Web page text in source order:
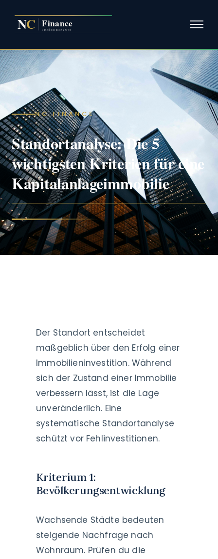
NC FINANCE
Standortanalyse: Die 5
wichtigsten Kriterien für eine
Kapitalanlageimmobilie
Der Standort entscheidet
maßgeblich über den Erfolg einer
Immobilieninvestition. Während
sich der Zustand einer Immobilie
verbessern lässt, ist die Lage
unveränderlich. Eine
systematische Standortanalyse
schützt vor Fehlinvestitionen.
Kriterium 1:
Bevölkerungsentwicklung
Wachsende Städte bedeuten
steigende Nachfrage nach
Wohnraum. Prüfen du die